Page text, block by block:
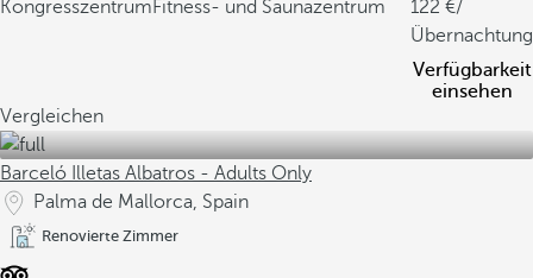
KongresszentrumFitness- und Saunazentrum
122
/
Übernachtung
Verfügbarkeit
einsehen
Vergleichen
Barceló Illetas Albatros - Adults Only
Palma de Mallorca, Spain
Renovierte Zimmer